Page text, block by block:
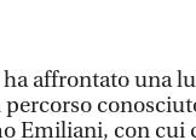
affrontato una
Emiliani, con cui